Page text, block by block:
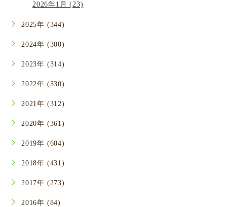
2026年1月 (23)
2025年 (344)
2024年 (300)
2023年 (314)
2022年 (330)
2021年 (312)
2020年 (361)
2019年 (604)
2018年 (431)
2017年 (273)
2016年 (84)